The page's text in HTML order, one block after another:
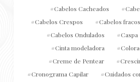
Cabelos Cacheados
Cabelos Crespos
Cabelos fracos
Cabelos Ondulados
Caspa
Cinta modeladora
Creme de Pentear
Cronograma Capilar
Cuidados